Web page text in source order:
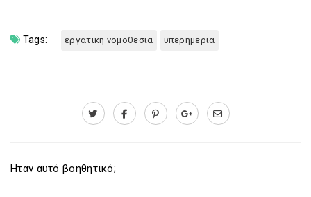
Tags: εργατικη νομοθεσια υπερημερια
Ηταν αυτό βοηθητικό;